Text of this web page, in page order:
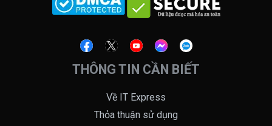
THÔNG TIN CẦN BIẾT
Về IT Express
Thỏa thuận sử dụng